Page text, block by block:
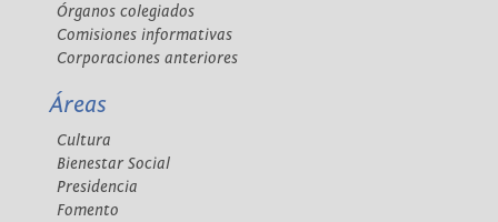
Órganos colegiados
Comisiones informativas
Corporaciones anteriores
Áreas
Cultura
Bienestar Social
Presidencia
Fomento